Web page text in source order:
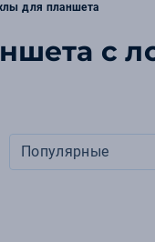
для планшета
с
Популярные